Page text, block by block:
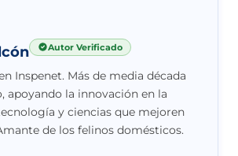
Autor Verificado
Inspenet. Más de media década
apoyando la innovación en la
y ciencias que mejoren
de los felinos domésticos.